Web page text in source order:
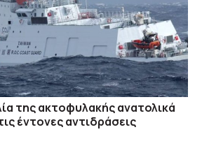
της ακτοφυλακής ανατολικά
έντονες αντιδράσεις